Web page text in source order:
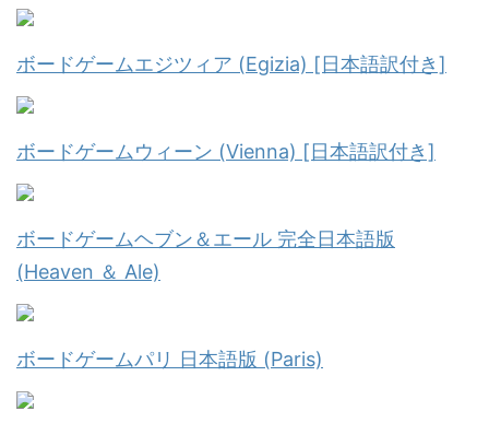
ボードゲームエジツィア (Egizia) [日本語訳付き]
ボードゲームウィーン (Vienna) [日本語訳付き]
ボードゲームヘブン＆エール 完全日本語版
(Heaven ＆ Ale)
ボードゲームパリ 日本語版 (Paris)